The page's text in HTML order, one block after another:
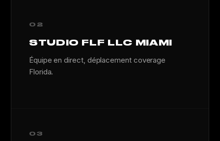
02
STUDIO FLF LLC MIAMI
Équipe en direct, déplacement coverage
Florida.
03